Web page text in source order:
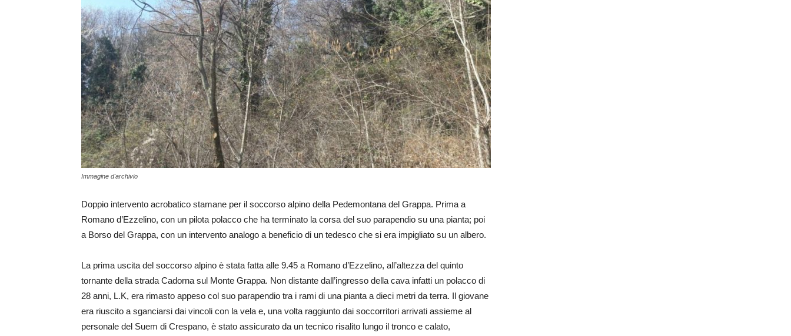
Immagine d'archivio
Doppio intervento acrobatico stamane per il soccorso alpino della Pedemontana del Grappa. Prima a
Romano d’Ezzelino, con un pilota polacco che ha terminato la corsa del suo parapendio su una pianta; poi
a Borso del Grappa, con un intervento analogo a beneficio di un tedesco che si era impigliato su un albero.
La prima uscita del soccorso alpino è stata fatta alle 9.45 a Romano d’Ezzelino, all’altezza del quinto
tornante della strada Cadorna sul Monte Grappa. Non distante dall’ingresso della cava infatti un polacco di
28 anni, L.K, era rimasto appeso col suo parapendio tra i rami di una pianta a dieci metri da terra. Il giovane
era riuscito a sganciarsi dai vincoli con la vela e, una volta raggiunto dai soccorritori arrivati assieme al
personale del Suem di Crespano, è stato assicurato da un tecnico risalito lungo il tronco e calato,